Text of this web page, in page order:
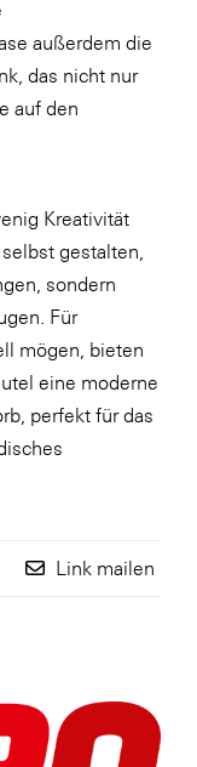
und
außerdem die
das nicht nur
auf den
Kreativität
gestalten,
sondern
Für
mögen, bieten
eine moderne
perfekt für das
Link mailen